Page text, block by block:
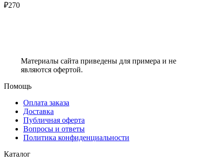
₽270
Материалы сайта приведены для примера и не
являются офертой.
Помощь
Оплата заказа
Доставка
Публичная оферта
Вопросы и ответы
Политика конфиденциальности
Каталог